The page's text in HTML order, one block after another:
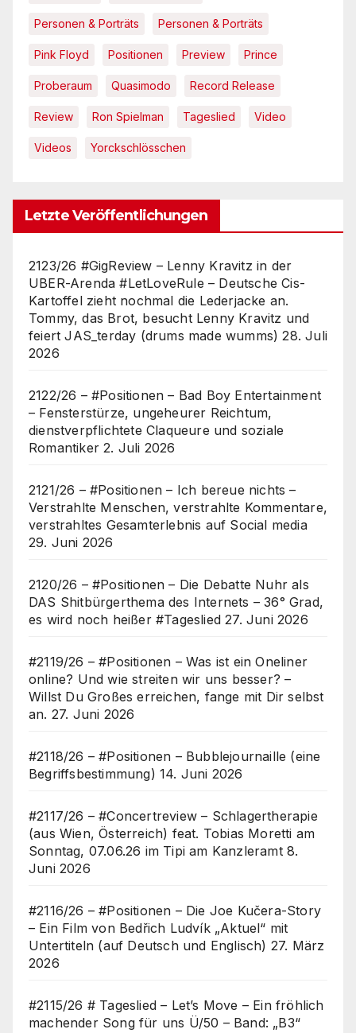
Personen & Porträts Personen & Porträts
Pink Floyd Positionen Preview Prince
Proberaum Quasimodo Record Release
Review Ron Spielman Tageslied Video
Videos Yorckschlösschen
Letzte Veröffentlichungen
2123/26 #GigReview – Lenny Kravitz in der
UBER-Arenda #LetLoveRule – Deutsche Cis-
Kartoffel zieht nochmal die Lederjacke an.
Tommy, das Brot, besucht Lenny Kravitz und
feiert JAS_terday (drums made wumms) 28. Juli
2026
2122/26 – #Positionen – Bad Boy Entertainment
– Fensterstürze, ungeheurer Reichtum,
dienstverpflichtete Claqueure und soziale
Romantiker 2. Juli 2026
2121/26 – #Positionen – Ich bereue nichts –
Verstrahlte Menschen, verstrahlte Kommentare,
verstrahltes Gesamterlebnis auf Social media
29. Juni 2026
2120/26 – #Positionen – Die Debatte Nuhr als
DAS Shitbürgerthema des Internets – 36° Grad,
es wird noch heißer #Tageslied 27. Juni 2026
#2119/26 – #Positionen – Was ist ein Oneliner
online? Und wie streiten wir uns besser? –
Willst Du Großes erreichen, fange mit Dir selbst
an. 27. Juni 2026
#2118/26 – #Positionen – Bubblejournaille (eine
Begriffsbestimmung) 14. Juni 2026
#2117/26 – #Concertreview – Schlagertherapie
(aus Wien, Österreich) feat. Tobias Moretti am
Sonntag, 07.06.26 im Tipi am Kanzleramt 8.
Juni 2026
#2116/26 – #Positionen – Die Joe Kučera-Story
– Ein Film von Bedřich Ludvík „Aktuel“ mit
Untertiteln (auf Deutsch und Englisch) 27. März
2026
#2115/26 # Tageslied – Let’s Move – Ein fröhlich
machender Song für uns Ü/50 – Band: „B3“